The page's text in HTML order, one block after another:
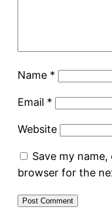
Name *
Email *
Website
Save my
browser for the